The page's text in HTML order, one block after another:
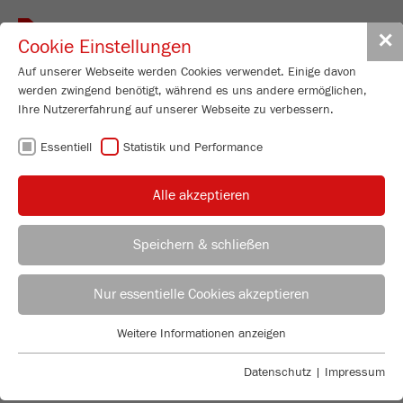
✕
Cookie Einstellungen
Auf unserer Webseite werden Cookies verwendet. Einige davon
werden zwingend benötigt, während es uns andere ermöglichen,
Ihre Nutzererfahrung auf unserer Webseite zu verbessern.
Essentiell Statistik und Performance
Alle akzeptieren
Speichern & schließen
Nur essentielle Cookies akzeptieren
Essentielle Cookies werden für grundlegende Funktionen der
Weitere Informationen anzeigen
Datenschutz | Impressum
ANWENDUNGSBERATER VERTRIEB FRITSCH
Toggle
PULVERISETTE 7
classic line
Best.-Nr.
PRODUKT DETAILS
BESCHREIBUNG
TECHNISCHE DATEN